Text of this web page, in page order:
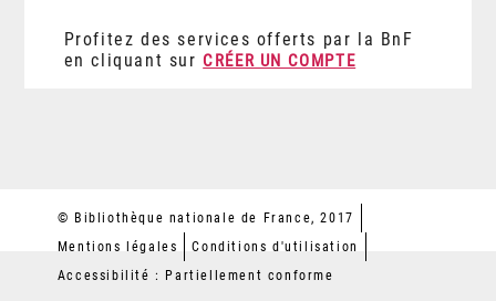
Profitez des services offerts par la BnF
en cliquant sur CRÉER UN COMPTE
© Bibliothèque nationale de France, 2017
Mentions légales
Conditions d'utilisation
Accessibilité : Partiellement conforme